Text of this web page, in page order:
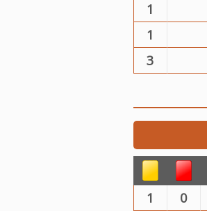
1
1
3
1 0